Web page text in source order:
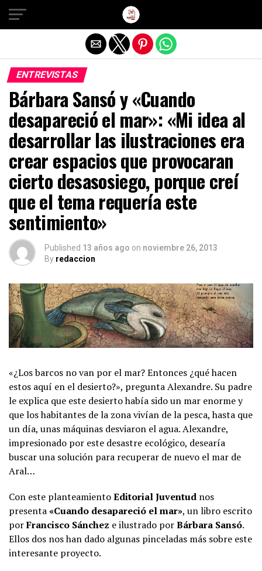
ENTREVISTAS
Bárbara Sansó y «Cuando
desapareció el mar»: «Mi idea al
desarrollar las ilustraciones era
crear espacios que provocaran
cierto desasosiego, porque creí
que el tema requería este
sentimiento»
Published 13 años ago on noviembre 26, 2013
By redaccion
«¿Los barcos no van por el mar? Entonces ¿qué hacen
estos aquí en el desierto?», pregunta Alexandre. Su padre
le explica que este desierto había sido un mar enorme y
que los habitantes de la zona vivían de la pesca, hasta que
un día, unas máquinas desviaron el agua. Alexandre,
impresionado por este desastre ecológico, desearía
buscar una solución para recuperar de nuevo el mar de
Aral…
Con este planteamientoEditorial Juventud nos
presenta«Cuando desapareció el mar», un libro escrito
porFrancisco Sánchez e ilustrado porBárbara Sansó.
Ellos dos nos han dado algunas pinceladas más sobre este
interesante proyecto.
Salir de la versión móvil